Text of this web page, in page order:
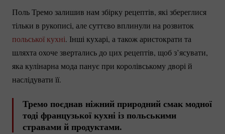
Поль Тремо залишив нам збірку рецептів, які збереглися
тільки в рукописі, але суттєво вплинули на розвиток
польської кухні. Інші кухарі, а також аристократи та
шляхта охоче звертались до цих рецептів, щоб з’ясувати,
яка кулінарна мода панує при королівському дворі й
наслідувати її.
Тремо поєднав ніжний природний смак модної
тоді французької кухні із польськими
стравами й продуктами.